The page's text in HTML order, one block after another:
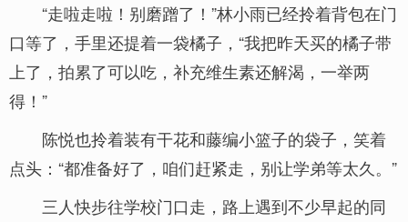
“走啦走啦！别磨蹭了！”林小雨已经拎着背包在门
口等了，手里还提着一袋橘子，“我把昨天买的橘子带
上了，拍累了可以吃，补充维生素还解渴，一举两
得！”
陈悦也拎着装有干花和藤编小篮子的袋子，笑着
点头：“都准备好了，咱们赶紧走，别让学弟等太久。”
三人快步往学校门口走，路上遇到不少早起的同